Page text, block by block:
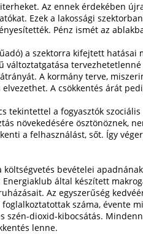
Az ennek érdekében
Ezek a lakossági
Pénz ismét az
a szektorra kifejtett
A kormány terve,
A csökkentés árát
a fogyasztók
növekedésére ösztönöznek,
a felhasználást, sőt. Így
bevételei
által készített
Az egyszerűség
száma, évente
szén-dioxid-kibocsátás.
lenne.